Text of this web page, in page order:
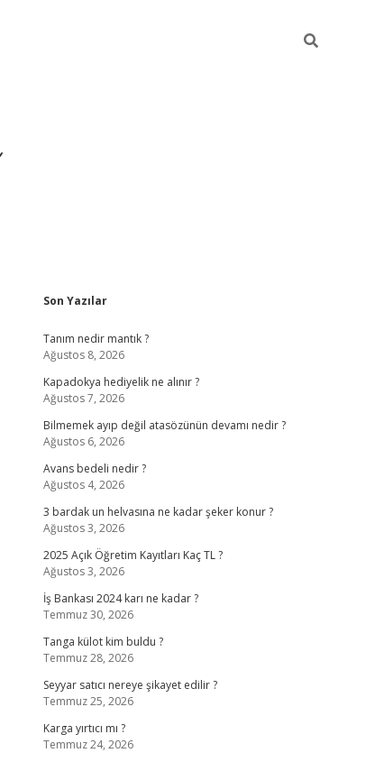
Sidebar
Son Yazılar
Tanım nedir mantık ?
Ağustos 8, 2026
Kapadokya hediyelik ne alınır ?
Ağustos 7, 2026
Bilmemek ayıp değil atasözünün devamı nedir ?
Ağustos 6, 2026
Avans bedeli nedir ?
Ağustos 4, 2026
3 bardak un helvasına ne kadar şeker konur ?
Ağustos 3, 2026
2025 Açık Öğretim Kayıtları Kaç TL ?
Ağustos 3, 2026
İş Bankası 2024 karı ne kadar ?
Temmuz 30, 2026
Tanga külot kim buldu ?
Temmuz 28, 2026
Seyyar satıcı nereye şikayet edilir ?
Temmuz 25, 2026
Karga yırtıcı mı ?
Temmuz 24, 2026